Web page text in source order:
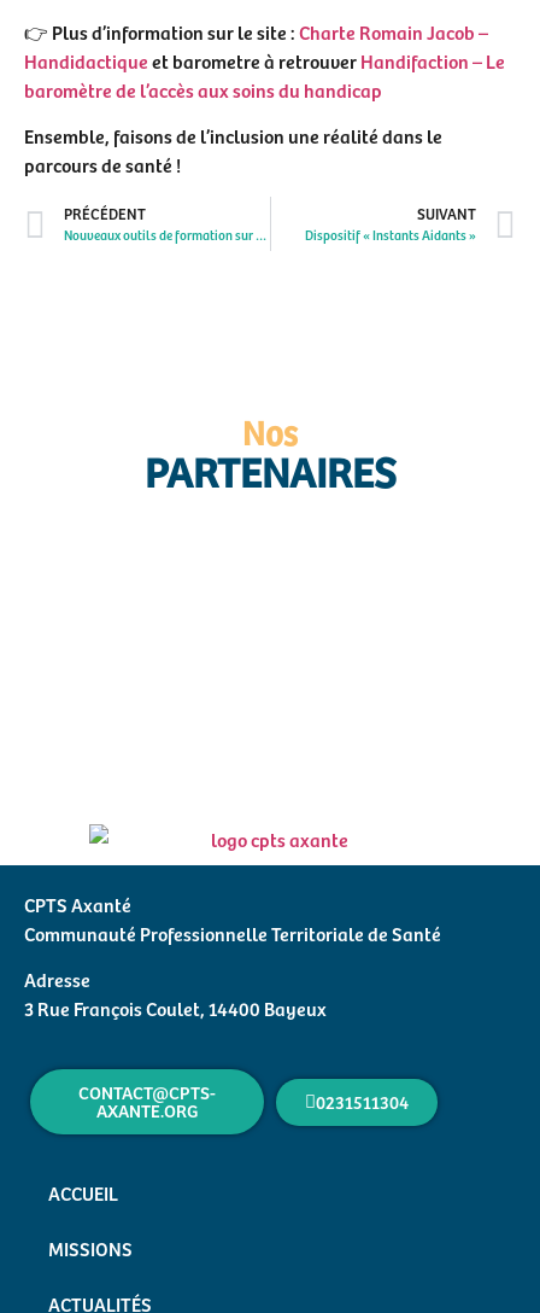
👉 Plus d’information sur le site :Charte Romain Jacob –
Handidactiqueet barometre à retrouverHandifaction – Le
baromètre de l’accès aux soins du handicap
Ensemble, faisons de l’inclusion une réalité dans le
parcours de santé !
PRÉCÉDENT
Nouveaux outils de formation sur les violences au sein du couple
SUIVANT
Dispositif « Instants Aidants »
Nos
PARTENAIRES
CPTS Axanté
Communauté Professionnelle Territoriale de Santé
Adresse
3 Rue François Coulet, 14400 Bayeux
CONTACT@CPTS-
AXANTE.ORG 0231511304
ACCUEIL
MISSIONS
ACTUALITÉS